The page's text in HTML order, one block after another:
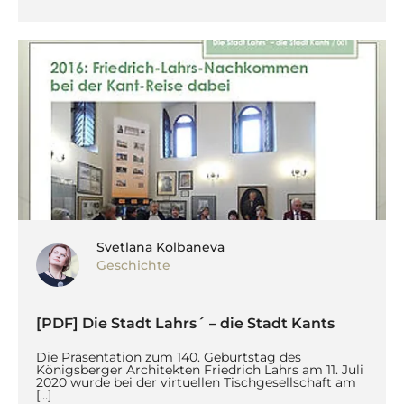
Svetlana Kolbaneva
Geschichte
[PDF] Die Stadt Lahrs´ – die Stadt Kants
Die Präsentation zum 140. Geburtstag des
Königsberger Architekten Friedrich Lahrs am 11. Juli
2020 wurde bei der virtuellen Tischgesellschaft am
[…]